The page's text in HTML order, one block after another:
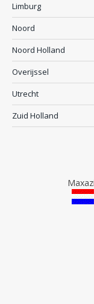
Limburg
Noord
Noord Holland
Overijssel
Utrecht
Zuid Holland